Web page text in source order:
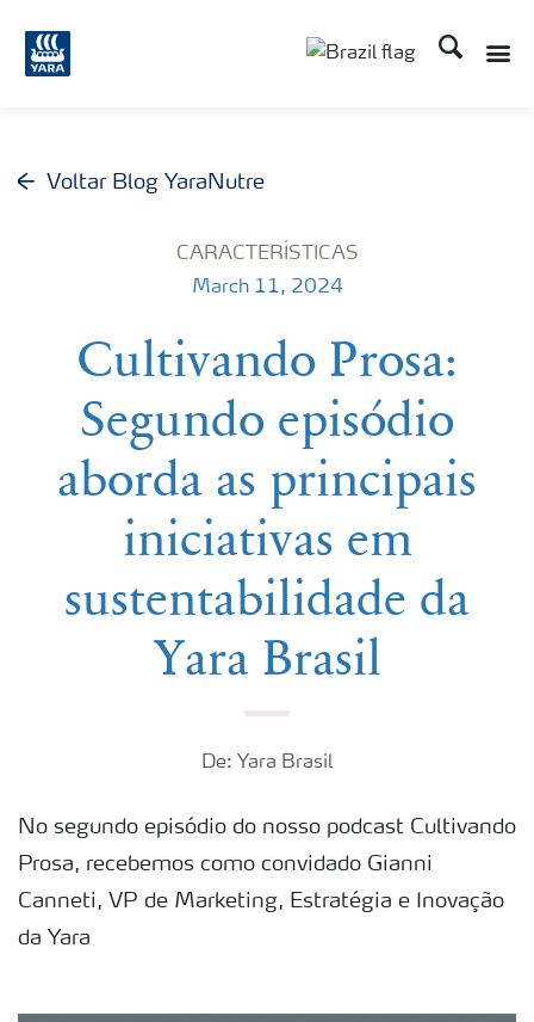
Busca
Voltar Blog YaraNutre
CARACTERÍSTICAS
March 11, 2024
Cultivando Prosa:
Segundo episódio
aborda as principais
iniciativas em
sustentabilidade da
Yara Brasil
De: Yara Brasil
No segundo episódio do nosso podcast Cultivando
Prosa, recebemos como convidado Gianni
Canneti, VP de Marketing, Estratégia e Inovação
da Yara